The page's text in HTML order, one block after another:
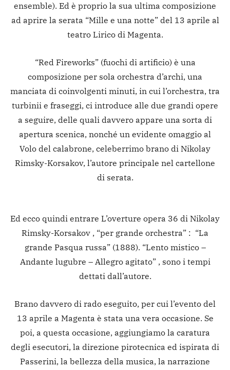
ensemble). Ed è proprio la sua ultima composizione
ad aprire la serata “Mille e una notte” del 13 aprile al
teatro Lirico di Magenta.
“Red Fireworks” (fuochi di artificio) è una
composizione per sola orchestra d’archi, una
manciata di coinvolgenti minuti, in cui l’orchestra, tra
turbinii e fraseggi, ci introduce alle due grandi opere
a seguire, delle quali davvero appare una sorta di
apertura scenica, nonché un evidente omaggio al
Volo del calabrone, celeberrimo brano di Nikolay
Rimsky-Korsakov, l’autore principale nel cartellone
di serata.
Ed ecco quindi entrare L’overture opera 36 di Nikolay
Rimsky-Korsakov , “per grande orchestra” : “La
grande Pasqua russa” (1888). “Lento mistico –
Andante lugubre – Allegro agitato” , sono i tempi
dettati dall’autore.
Brano davvero di rado eseguito, per cui l’evento del
13 aprile a Magenta è stata una vera occasione. Se
poi, a questa occasione, aggiungiamo la caratura
degli esecutori, la direzione pirotecnica ed ispirata di
Passerini, la bellezza della musica, la narrazione